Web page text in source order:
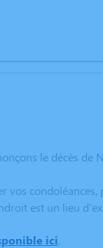
le décès
vos
est un lieu
ici.